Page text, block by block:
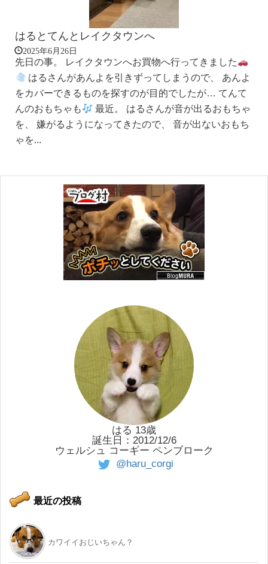
はるとてんとレイクタウンへ
2025年6月26日
先日の事。 レイクタウンへお買物へ行ってきました
はるさんがあんよを引きずってしまうので、 あんよ
をカバーできるものを探すのが目的でしたが… てんて
んのおもちゃも
最近。 はるさんが音が出るおもちゃ
を、 嫌がるようになってきたので、 音が出ないおもち
ゃを...
はる 13歳
誕生日：2012/12/6
ウェルシュ コーギー ペンブローク
@haru_corgi
最近の投稿
カワイイおじいちゃん？